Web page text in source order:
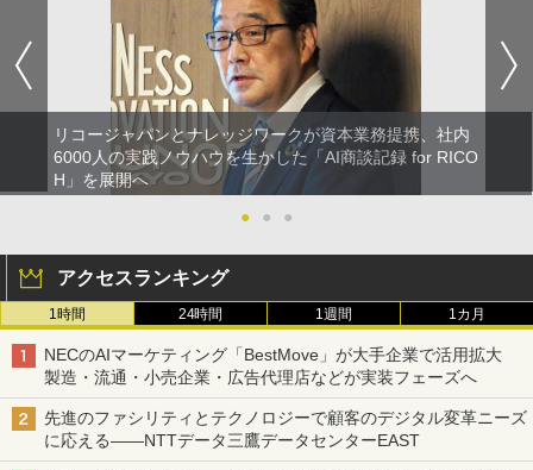
リコージャパンとナレッジワークが資本業務提携、社内
6000人の実践ノウハウを生かした「AI商談記録 for RICO
H」を展開へ
●
● ●
アクセスランキング
1時間 24時間 1週間 1カ月
NECのAIマーケティング「BestMove」が大手企業で活用拡大
製造・流通・小売企業・広告代理店などが実装フェーズへ
先進のファシリティとテクノロジーで顧客のデジタル変革ニーズ
に応える――NTTデータ三鷹データセンターEAST